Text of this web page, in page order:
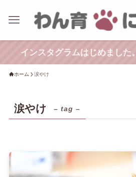
インスタグラムはじめました。
ホーム 涙やけ
涙やけ – tag –